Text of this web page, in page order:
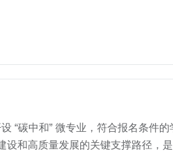
“碳中和” 微专业，符合报名条件
和高质量发展的关键支撑路径，